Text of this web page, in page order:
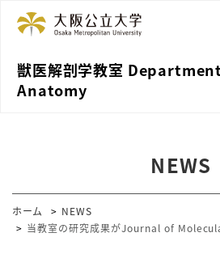
獣医解剖学教室
Anatomy
NEWS
ホーム
NEWS
当教室の研究成果がJournal of